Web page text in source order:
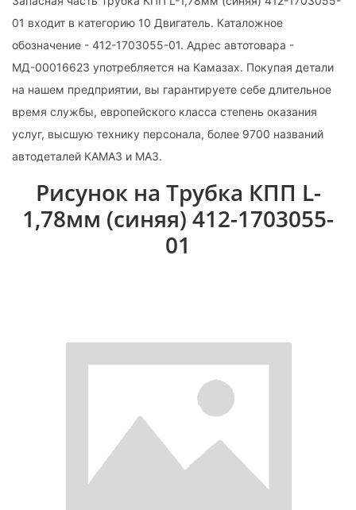
01 входит в категорию 10 Двигатель. Каталожное
обозначение - 412-1703055-01. Адрес автотовара -
МД-00016623 употребляется на Камазах. Покупая детали
на нашем предприятии, вы гарантируете себе длительное
время службы, европейского класса степень оказания
услуг, высшую технику персонала, более 9700 названий
автодеталей КАМАЗ и МАЗ.
Рисунок на Трубка КПП L-
1,78мм (синяя) 412-1703055-
01